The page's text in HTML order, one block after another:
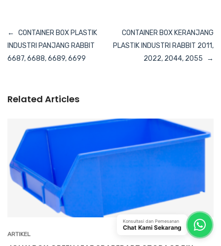
Navigasi
pos
CONTAINER BOX PLASTIK
INDUSTRI PANJANG RABBIT
6687, 6688, 6689, 6699
CONTAINER BOX KERANJANG
PLASTIK INDUSTRI RABBIT 2011,
2022, 2044, 2055
Related Articles
ARTIKEL
Konsultasi dan Pemesanan
Chat Kami Sekarang